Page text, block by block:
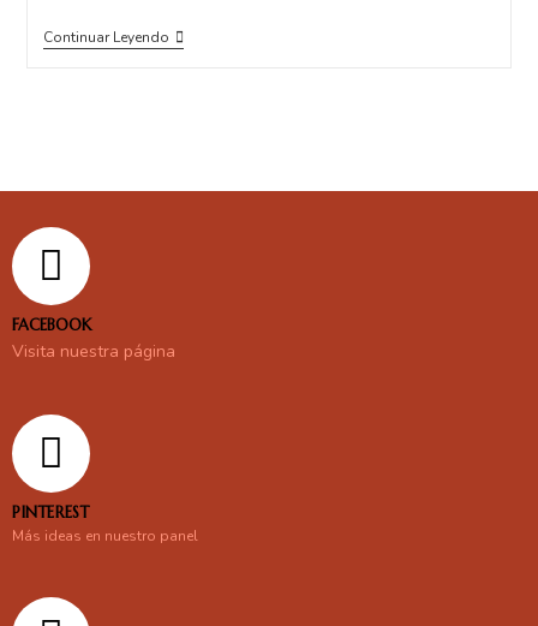
Continuar Leyendo
FACEBOOK
Visita nuestra página
PINTEREST
Más ideas en nuestro panel